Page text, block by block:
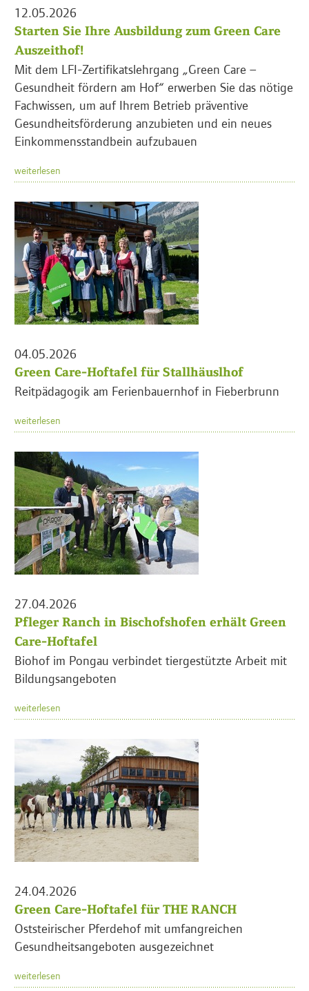
12.05.2026
Starten Sie Ihre Ausbildung zum Green Care
Auszeithof!
Mit dem LFI-Zertifikatslehrgang „Green Care –
Gesundheit fördern am Hof“ erwerben Sie das nötige
Fachwissen, um auf Ihrem Betrieb präventive
Gesundheitsförderung anzubieten und ein neues
Einkommensstandbein aufzubauen
weiterlesen
04.05.2026
Green Care-Hoftafel für Stallhäuslhof
Reitpädagogik am Ferienbauernhof in Fieberbrunn
weiterlesen
27.04.2026
Pfleger Ranch in Bischofshofen erhält Green
Care-Hoftafel
Biohof im Pongau verbindet tiergestützte Arbeit mit
Bildungsangeboten
weiterlesen
24.04.2026
Green Care-Hoftafel für THE RANCH
Oststeirischer Pferdehof mit umfangreichen
Gesundheitsangeboten ausgezeichnet
weiterlesen